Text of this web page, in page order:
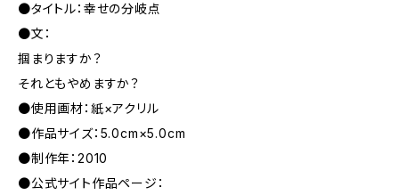
●タイトル：幸せの分岐点
●文：
掴まりますか？
それともやめますか？
●使用画材：紙×アクリル
●作品サイズ：5.0cm×5.0cm
●制作年：2010
●公式サイト作品ページ：